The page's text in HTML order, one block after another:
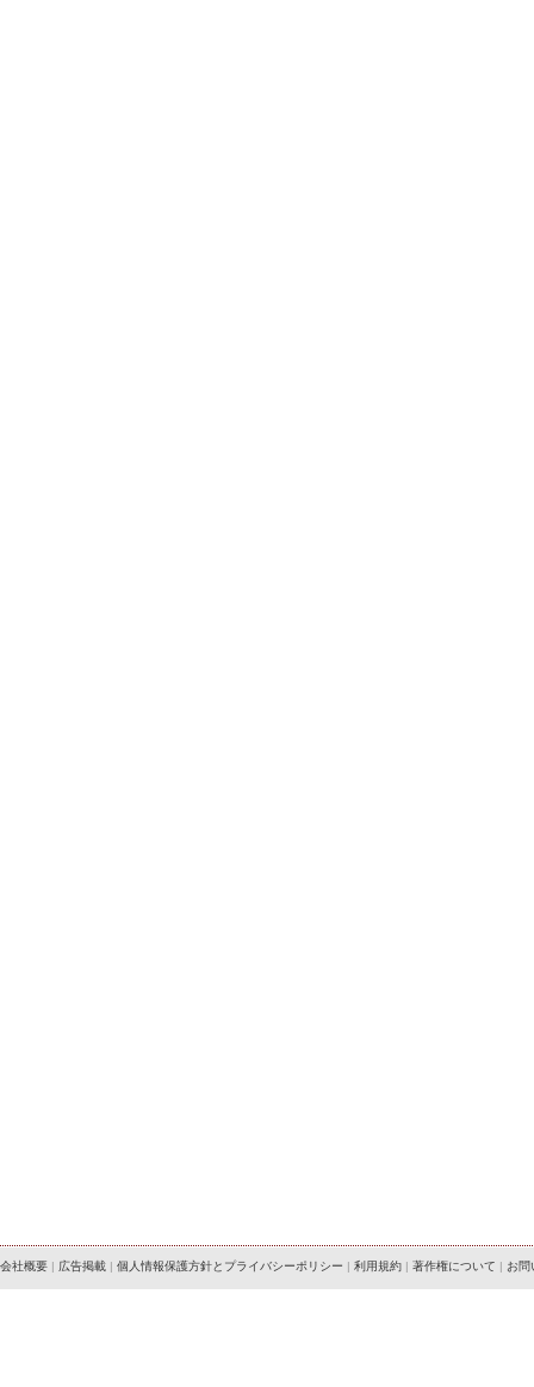
会社概要 | 広告掲載 | 個人情報保護方針とプライバシーポリシー | 利用規約 | 著作権について | お問